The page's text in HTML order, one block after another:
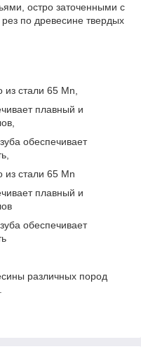
остро заточенными с
по древесине твердых
стали 65 Mn,
плавный и
обеспечивает
стали 65 Mn
плавный и
обеспечивает
различных пород